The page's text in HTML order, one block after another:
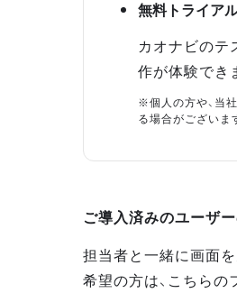
無料トライア
カオナビのテ
作が体験でき
※個人の方や、当
る場合がございま
ご導入済みのユーザ
担当者と一緒に画面
希望の方は、こちらの